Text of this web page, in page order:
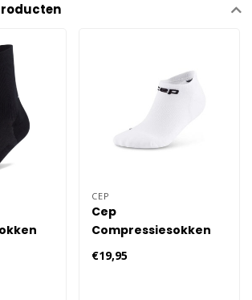
-
CEP
Cep
Compressiesokken
5.0 No Show Dames
€19,95